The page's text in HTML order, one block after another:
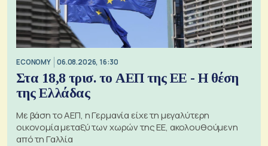
ECONOMY 06.08.2026, 16:30
Στα 18,8 τρισ. το ΑΕΠ της ΕΕ - Η θέση
της Ελλάδας
Με βάση το ΑΕΠ, η Γερμανία είχε τη μεγαλύτερη
οικονομία μεταξύ των χωρών της ΕΕ, ακολουθούμενη
από τη Γαλλία